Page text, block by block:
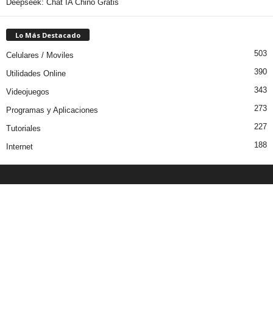
Deepseek: Chat IA Chino Gratis
Lo Más Destacado
Celulares / Moviles 503
Utilidades Online 390
Videojuegos 343
Programas y Aplicaciones 273
Tutoriales 227
Internet 188